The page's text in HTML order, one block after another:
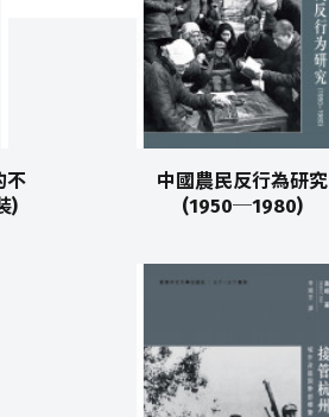
不
)
中國農民反行為研究
(1950─1980)